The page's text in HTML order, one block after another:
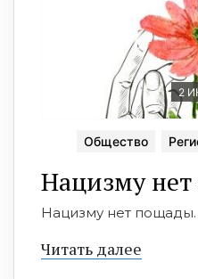
2
Общество
Нацизму
Нацизму нет пощады.
Читать далее